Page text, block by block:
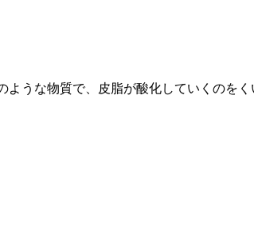
うな物質で、皮脂が酸化していくのを